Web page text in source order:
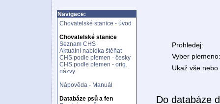
Navigace:
Chovatelské stanice - úvod
Chovatelské stanice
Seznam CHS
Aktuální nabídka štěňat
CHS podle plemen - česky
CHS podle plemen - orig.
názvy
Nápověda - Manuál
Databáze psů a fen
Prohledej:
Vyber plemeno:
Ukaž vše
Do databáze